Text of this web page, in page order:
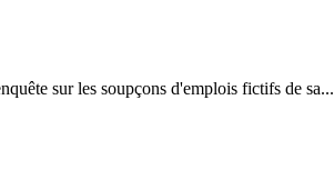
sur les soupçons d'emplois fictifs de sa...